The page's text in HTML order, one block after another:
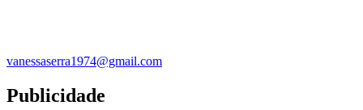
vanessaserra1974@gmail.com
Publicidade